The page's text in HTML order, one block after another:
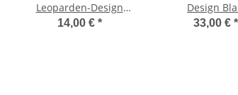
Leoparden-Design
Braun
14,00 € *
Design
33,00 € *